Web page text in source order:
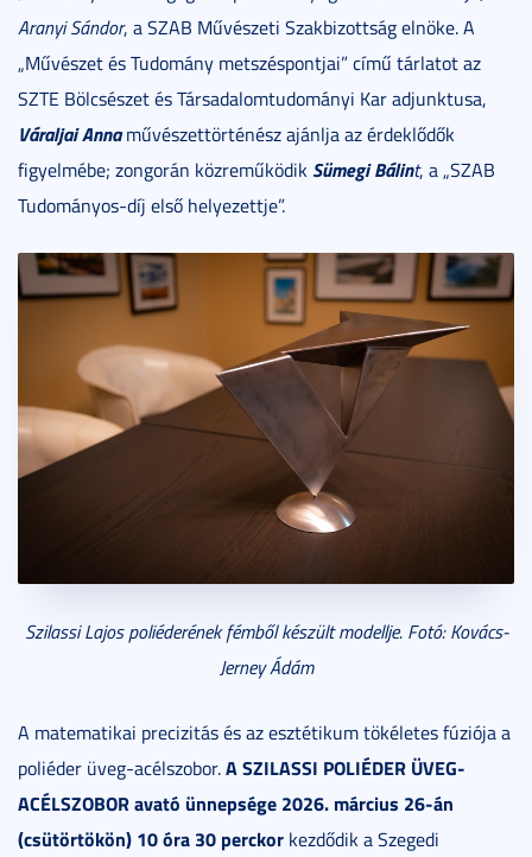
Aranyi Sándor, a SZAB Művészeti Szakbizottság elnöke. A
„Művészet és Tudomány metszéspontjai” című tárlatot az
SZTE Bölcsészet és Társadalomtudományi Kar adjunktusa,
Váraljai Annaművészettörténész ajánlja az érdeklődők
figyelmébe; zongorán közreműködik Sümegi Bálint, a „SZAB
Tudományos-díj első helyezettje”.
Szilassi Lajos poliéderének fémből készült modellje. Fotó: Kovács-
Jerney Ádám
A matematikai precizitás és az esztétikum tökéletes fúziója a
poliéder üveg-acélszobor.A SZILASSI POLIÉDER ÜVEG-
ACÉLSZOBOR avató ünnepsége 2026. március 26-án
(csütörtökön) 10 óra 30 perckor kezdődik a Szegedi